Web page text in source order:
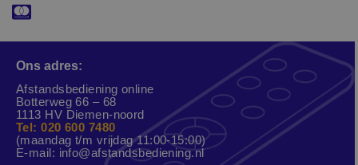
Ons adres:
Afstandsbediening online
Botterweg 66 – 68
1113 HV Diemen-noord
Tel: 020 600 7480
(maandag t/m vrijdag 11:00-15:00)
E-mail: info@afstandsbediening.nl